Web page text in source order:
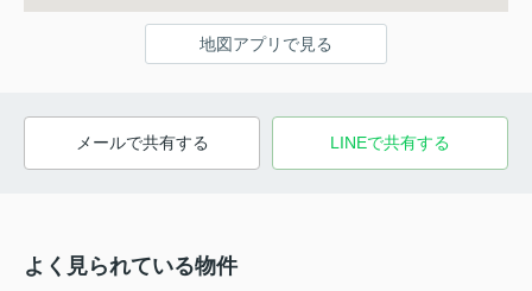
地図アプリで見る
メールで共有する LINEで共有する
よく見られている物件